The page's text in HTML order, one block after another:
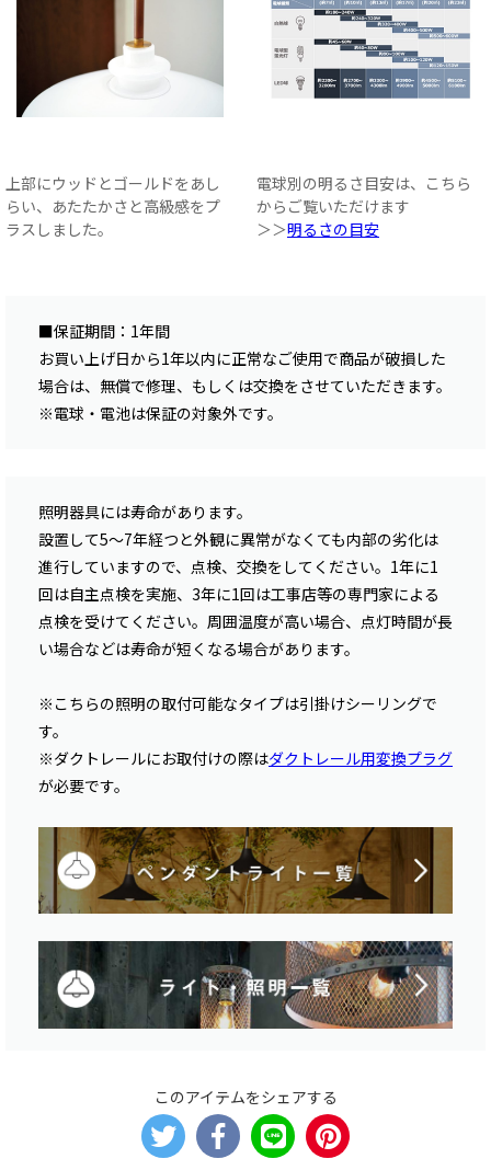
上部にウッドとゴールドをあし
らい、あたたかさと高級感をプ
ラスしました。
電球別の明るさ目安は、こちら
からご覧いただけます
＞＞明るさの目安
■保証期間：1年間
お買い上げ日から1年以内に正常なご使用で商品が破損した
場合は、無償で修理、もしくは交換をさせていただきます。
※電球・電池は保証の対象外です。
照明器具には寿命があります。
設置して5〜7年経つと外観に異常がなくても内部の劣化は
進行していますので、点検、交換をしてください。1年に1
回は自主点検を実施、3年に1回は工事店等の専門家による
点検を受けてください。周囲温度が高い場合、点灯時間が長
い場合などは寿命が短くなる場合があります。
※こちらの照明の取付可能なタイプは引掛けシーリングで
す。
※ダクトレールにお取付けの際はダクトレール用変換プラグ
が必要です。
このアイテムをシェアする